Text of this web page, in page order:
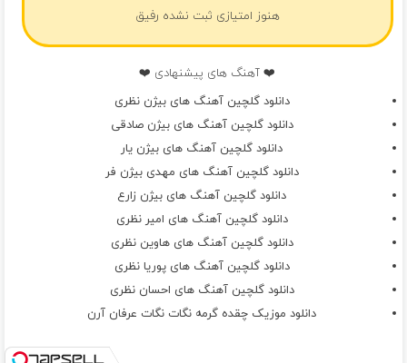
هنوز امتیازی ثبت نشده رفیق
❤️ آهنگ های پیشنهادی ❤️
دانلود گلچین آهنگ های بیژن نظری
دانلود گلچین آهنگ های بیژن صادقی
دانلود گلچین آهنگ های بیژن یار
دانلود گلچین آهنگ های مهدی بیژن فر
دانلود گلچین آهنگ های بیژن زارع
دانلود گلچین آهنگ های امیر نظری
دانلود گلچین آهنگ های هاوین نظری
دانلود گلچین آهنگ های پوریا نظری
دانلود گلچین آهنگ های احسان نظری
دانلود موزیک چقده گرمه نگات نگات عرفان آرن